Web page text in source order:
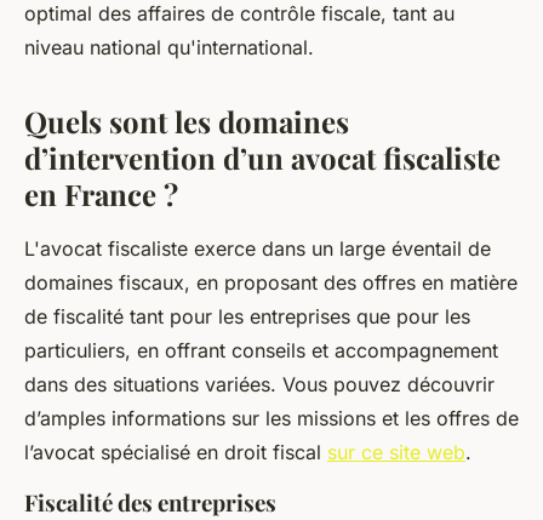
optimal des affaires de contrôle fiscale, tant au
niveau national qu'international.
Quels sont les domaines
d’intervention d’un avocat fiscaliste
en France ?
L'avocat fiscaliste exerce dans un large éventail de
domaines fiscaux, en proposant des offres en matière
de fiscalité tant pour les entreprises que pour les
particuliers, en offrant conseils et accompagnement
dans des situations variées. Vous pouvez découvrir
d’amples informations sur les missions et les offres de
l’avocat spécialisé en droit fiscal sur ce site web.
Fiscalité des entreprises